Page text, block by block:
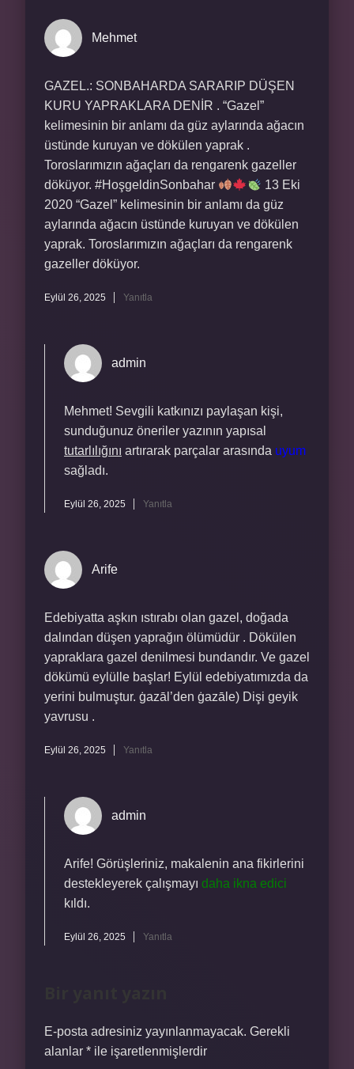
Mehmet
GAZEL.: SONBAHARDA SARARIP DÜŞEN
KURU YAPRAKLARA DENİR . “Gazel”
kelimesinin bir anlamı da güz aylarında ağacın
üstünde kuruyan ve dökülen yaprak .
Toroslarımızın ağaçları da rengarenk gazeller
döküyor. #HoşgeldinSonbahar
13 Eki
2020 “Gazel” kelimesinin bir anlamı da güz
aylarında ağacın üstünde kuruyan ve dökülen
yaprak. Toroslarımızın ağaçları da rengarenk
gazeller döküyor.
Eylül 26, 2025 Yanıtla
admin
Mehmet! Sevgili katkınızı paylaşan kişi,
sunduğunuz öneriler yazının yapısal
tutarlılığını artırarak parçalar arasında uyum
sağladı.
Eylül 26, 2025 Yanıtla
Arife
Edebiyatta aşkın ıstırabı olan gazel, doğada
dalından düşen yaprağın ölümüdür . Dökülen
yapraklara gazel denilmesi bundandır. Ve gazel
dökümü eylülle başlar! Eylül edebiyatımızda da
yerini bulmuştur. ġazāl’den ġazāle) Dişi geyik
yavrusu .
Eylül 26, 2025 Yanıtla
admin
Arife! Görüşleriniz, makalenin ana fikirlerini
destekleyerek çalışmayı daha ikna edici
kıldı.
Eylül 26, 2025 Yanıtla
E-posta adresiniz yayınlanmayacak. Gerekli
alanlar * ile işaretlenmişlerdir